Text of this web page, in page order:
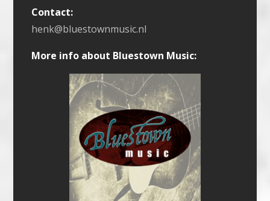
Contact:
henk@bluestownmusic.nl
More info about Bluestown Music: